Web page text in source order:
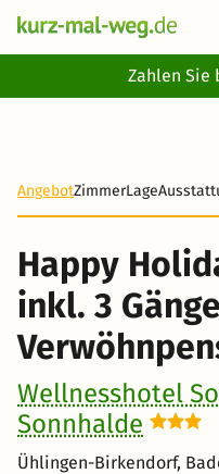
Zahlen Sie
AngebotZimmerLage
Happy
inkl. 3 Gänge
Wellnesshotel
Sonnhalde
Ühlingen-Birkendorf,